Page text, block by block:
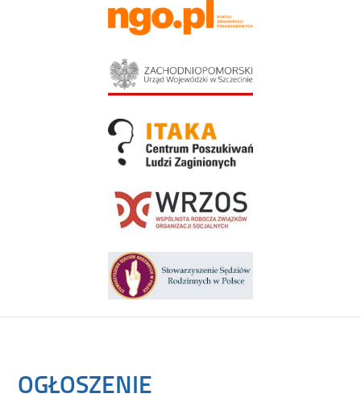
OGŁOSZENIE